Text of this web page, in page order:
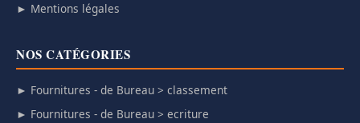
► Mentions légales
NOS CATÉGORIES
► Fournitures - de Bureau > classement
► Fournitures - de Bureau > ecriture